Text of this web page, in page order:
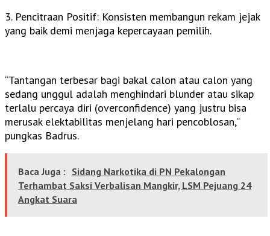
3. Pencitraan Positif: Konsisten membangun rekam jejak
yang baik demi menjaga kepercayaan pemilih.
“Tantangan terbesar bagi bakal calon atau calon yang
sedang unggul adalah menghindari blunder atau sikap
terlalu percaya diri (overconfidence) yang justru bisa
merusak elektabilitas menjelang hari pencoblosan,”
pungkas Badrus.
Baca Juga : Sidang Narkotika di PN Pekalongan
Terhambat Saksi Verbalisan Mangkir, LSM Pejuang 24
Angkat Suara